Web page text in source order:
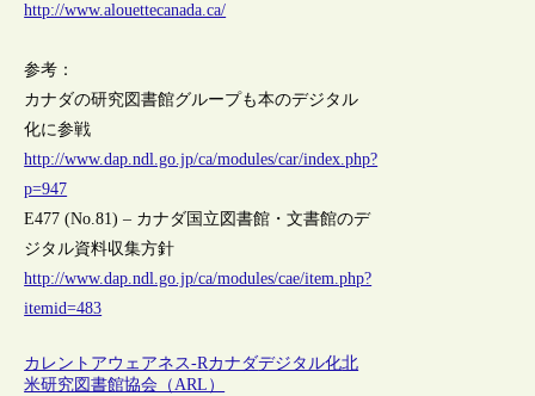
http://www.alouettecanada.ca/
参考：
カナダの研究図書館グループも本のデジタル
化に参戦
http://www.dap.ndl.go.jp/ca/modules/car/index.php?
p=947
E477 (No.81) – カナダ国立図書館・文書館のデ
ジタル資料収集方針
http://www.dap.ndl.go.jp/ca/modules/cae/item.php?
itemid=483
カレントアウェアネス-Rカナダデジタル化北
米研究図書館協会（ARL）